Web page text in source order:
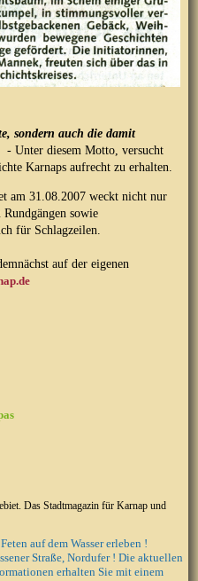
sondern auch die damit
- Unter diesem Motto, versucht
Karnaps aufrecht zu erhalten.
am 31.08.2007 weckt nicht nur
sowie
für Schlagzeilen.
auf der eigenen
Das Stadtmagazin für Karnap und
auf dem Wasser erleben !
Straße, Nordufer ! Die aktuellen
erhalten Sie mit einem